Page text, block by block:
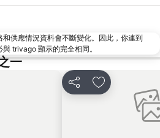
羅湖口岸
中環
羅湖口岸
Tsing Yi Metro Station
Causeway Bay Metro Station
供應情況資料會不斷變化。因此，你連到
trivago 顯示的完全相同。
一
分享 放到收藏夾